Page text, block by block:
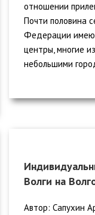
отношении
Почти половина
Федерации
центры, многие
небольшими
Волги на
Автор: Сапухин